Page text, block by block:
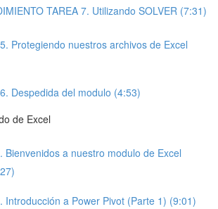
TAREA 7. Utilizando SOLVER (7:31)
Protegiendo nuestros archivos de Excel
Despedida del modulo (4:53)
de Excel
Bienvenidos a nuestro modulo de Excel
Introducción a Power Pivot (Parte 1) (9:01)